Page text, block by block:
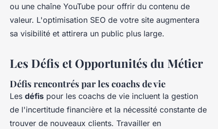
ou une chaîne YouTube pour offrir du contenu de
valeur. L'optimisation SEO de votre site augmentera
sa visibilité et attirera un public plus large.
Les Défis et Opportunités du Métier
Défis rencontrés par les coachs de vie
Les défis pour les coachs de vie incluent la gestion
de l'incertitude financière et la nécessité constante de
trouver de nouveaux clients. Travailler en